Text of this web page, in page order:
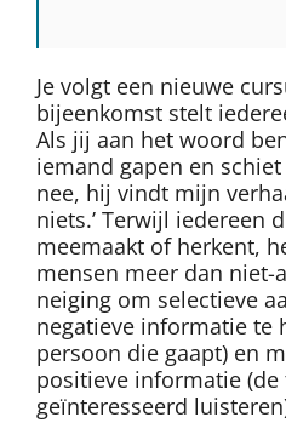
Je volgt een nieuwe
bijeenkomst stelt
Als jij aan het woord
iemand gapen en
nee, hij vindt mijn
niets.’ Terwijl iedereen
meemaakt of herkent,
mensen meer dan niet-
neiging om selectieve
negatieve informatie te
persoon die gaapt) en
positieve informatie
geïnteresseerd